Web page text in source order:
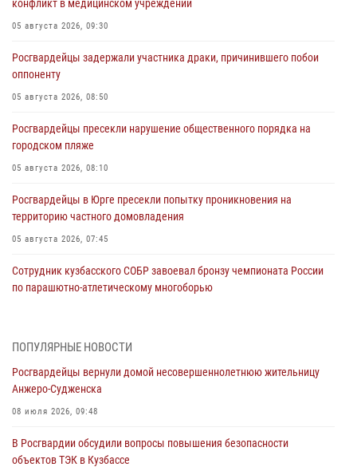
конфликт в медицинском учреждении
05 августа 2026, 09:30
Росгвардейцы задержали участника драки, причинившего побои
оппоненту
05 августа 2026, 08:50
Росгвардейцы пресекли нарушение общественного порядка на
городском пляже
05 августа 2026, 08:10
Росгвардейцы в Юрге пресекли попытку проникновения на
территорию частного домовладения
05 августа 2026, 07:45
Сотрудник кузбасского СОБР завоевал бронзу чемпионата России
по парашютно-атлетическому многоборью
Кузбассовцы высоко оценили качество предоставления
04 августа 2026, 09:42
Росгвардейцы помогли разыскать троих юных путешественников из
04 августа 2026, 08:42
ПОПУЛЯРНЫЕ НОВОСТИ
Росгвардейцы вернули домой несовершеннолетнюю жительницу
Анжеро-Судженска
08 июля 2026, 09:48
В Росгвардии обсудили вопросы повышения безопасности
объектов ТЭК в Кузбассе